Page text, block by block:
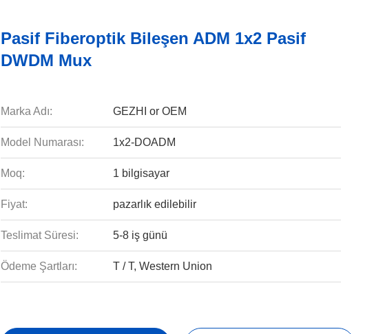
Pasif Fiberoptik Bileşen ADM 1x2 Pasif
DWDM Mux
Marka Adı: GEZHI or OEM
Model Numarası: 1x2-DOADM
Moq: 1 bilgisayar
Fiyat: pazarlık edilebilir
Teslimat Süresi: 5-8 iş günü
Ödeme Şartları: T / T, Western Union